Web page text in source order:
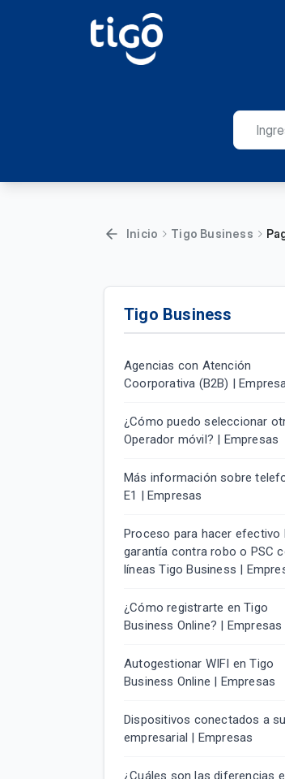
Inicio Tigo Business
Tigo Business
Agencias con Atención
Coorporativa (B2B) |
¿Cómo puedo seleccionar
Operador móvil? | Empresas
Más información sobre
E1 | Empresas
Proceso para hacer efectivo
garantía contra robo o PSC
líneas Tigo Business |
¿Cómo registrarte en Tigo
Business Online? | Empresas
Autogestionar WIFI en Tigo
Business Online | Empresas
Dispositivos conectados a
empresarial | Empresas
¿Cuáles son las diferencias